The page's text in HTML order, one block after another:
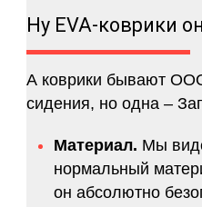
Ну EVA-коврики
А коврики бывают
сидения, но одна –
Материал. Мы
нормальный
он абсолютно